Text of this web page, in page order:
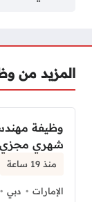
المزيد من
وظيفة
شهري مجزي
منذ 19 ساعة
الإمارات دبي